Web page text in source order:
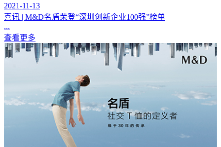
2021-11-13
喜讯 | M&D名盾荣登“深圳创新企业100强”榜单
...
查看更多